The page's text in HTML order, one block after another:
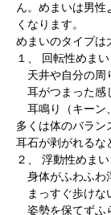
ん。めまいは男
くなります。
めまいのタイプは
１、 回転性めまい
天井や自分の周
耳がつまった感
耳鳴り（キーン
多くは体のバラン
耳石が剥がれるな
２、 浮動性めまい
身体がふわふわ
まっすぐ歩けな
姿勢を保てずふ